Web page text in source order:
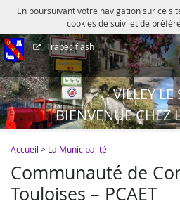
En poursuivant votre navigation sur ce
cookies de suivi et de
Trabec flash
VILLEY LE
BIENVENUE CHEZ
Accueil > La Municipalité
Communauté de
Touloises – PCAET